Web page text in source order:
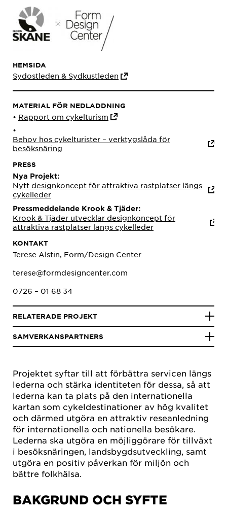
Projektet syftar till att förbättra servicen längs
lederna och stärka identiteten för dessa, så att
lederna kan ta plats på den internationella
kartan som cykeldestinationer av hög kvalitet
och därmed utgöra en attraktiv reseanledning
för internationella och nationella besökare.
Lederna ska utgöra en möjliggörare för tillväxt
i besöksnäringen, landsbygdsutveckling, samt
utgöra en positiv påverkan för miljön och
bättre folkhälsa.
BAKGRUND OCH SYFTE
HEMSIDA
Sydostleden & Sydkustleden
MATERIAL FÖR NEDLADDNING
• Rapport om cykelturism
•
Behov hos cykelturister – verktygslåda för
besöksnäring
PRESS
Nya Projekt:
Nytt designkoncept för attraktiva rastplatser längs
cykelleder
Pressmeddelande Krook & Tjäder:
Krook & Tjäder utvecklar designkoncept för
attraktiva rastplatser längs cykelleder
KONTAKT
Terese Alstin, Form/Design Center
terese@formdesigncenter.com
0726 – 01 68 34
RELATERADE PROJEKT
SAMVERKANSPARTNERS